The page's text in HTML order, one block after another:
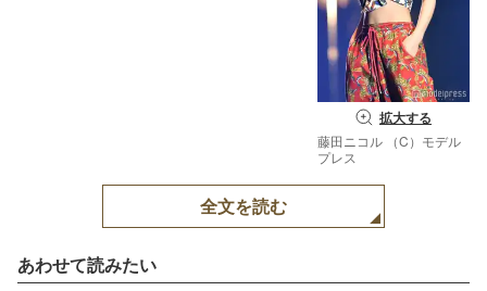
拡大する
藤田ニコル （C）モデル
プレス
全文を読む
あわせて読みたい